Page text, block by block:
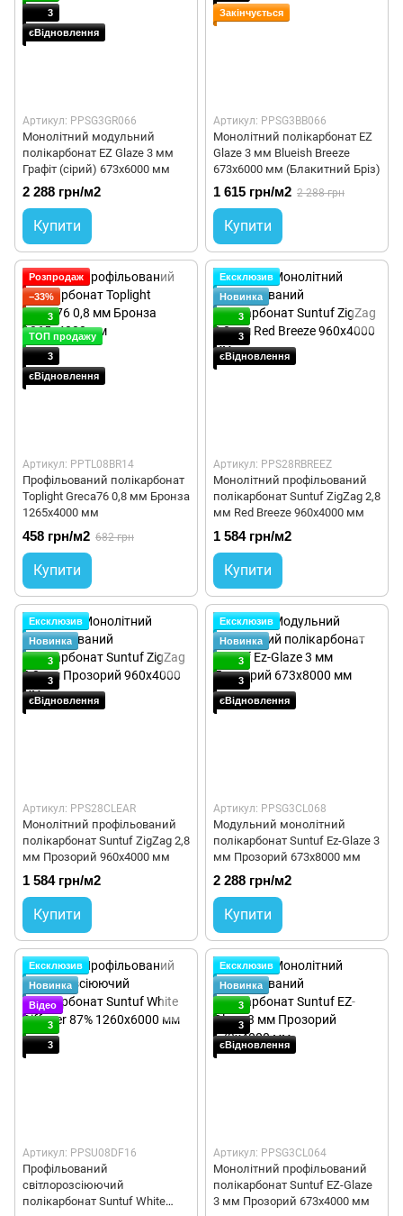
3
єВідновлення
Артикул: PPSG3GR066
Монолітний модульний
полікарбонат EZ Glaze 3 мм
Графіт (сірий) 673x6000 мм
2 288 грн/м2
Купити
Закінчується
Артикул: PPSG3BB066
Монолітний полікарбонат EZ
Glaze 3 мм Blueish Breeze
673x6000 мм (Блакитний Бріз)
1 615 грн/м2 2 288 грн
Купити
Розпродаж
−33%
3
ТОП продажу
3
єВідновлення
Артикул: PPTL08BR14
Профільований полікарбонат
Toplight Greca76 0,8 мм Бронза
1265x4000 мм
458 грн/м2 682 грн
Купити
Ексклюзив
Новинка
3
3
єВідновлення
Артикул: PPS28RBREEZ
Монолітний профільований
полікарбонат Suntuf ZigZag 2,8
мм Red Breeze 960x4000 мм
1 584 грн/м2
Купити
Ексклюзив
Новинка
3
3
єВідновлення
Артикул: PPS28CLEAR
Монолітний профільований
полікарбонат Suntuf ZigZag 2,8
мм Прозорий 960x4000 мм
1 584 грн/м2
Купити
Ексклюзив
Новинка
3
3
єВідновлення
Артикул: PPSG3CL068
Модульний монолітний
полікарбонат Suntuf Ez-Glaze 3
мм Прозорий 673x8000 мм
2 288 грн/м2
Купити
Ексклюзив
Новинка
Відео
3
3
Артикул: PPSU08DF16
Профільований
світлорозсіюючий
полікарбонат Suntuf White
Ексклюзив
Новинка
3
3
єВідновлення
Артикул: PPSG3CL064
Монолітний профільований
полікарбонат Suntuf EZ-Glaze
3 мм Прозорий 673x4000 мм